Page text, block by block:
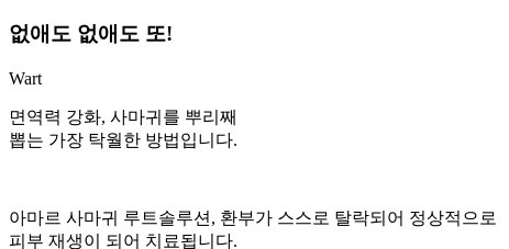
없애도 없애도 또!
Wart
면역력 강화, 사마귀를 뿌리째
뽑는 가장 탁월한 방법입니다.
아마르 사마귀 루트솔루션, 환부가 스스로 탈락되어 정상적으로
피부 재생이 되어 치료됩니다.